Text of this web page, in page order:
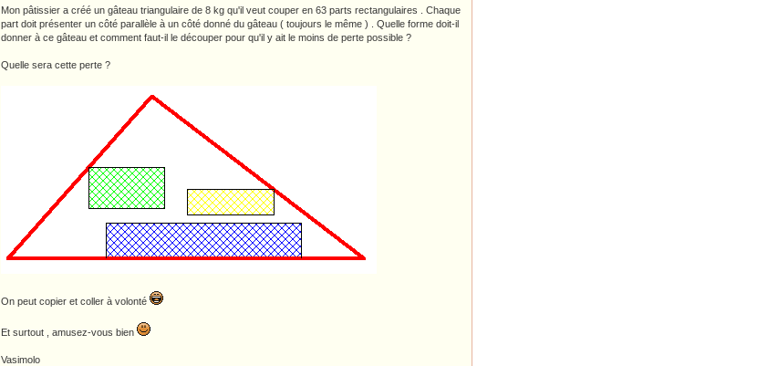
Mon pâtissier a créé un gâteau triangulaire de 8 kg qu'il veut couper en 63 parts rectangulaires . Chaque
part doit présenter un côté parallèle à un côté donné du gâteau ( toujours le même ) . Quelle forme doit-il
donner à ce gâteau et comment faut-il le découper pour qu'il y ait le moins de perte possible ?
Quelle sera cette perte ?
On peut copier et coller à volonté
Et surtout , amusez-vous bien
Vasimolo